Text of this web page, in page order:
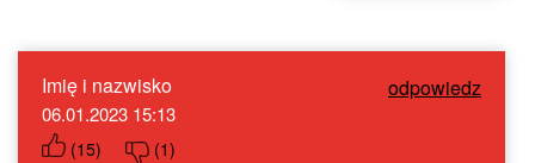
Imię i nazwisko odpowiedz
06.01.2023 15:13
(15) (1)